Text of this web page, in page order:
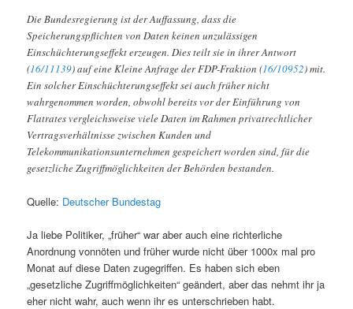
Die Bundesregierung ist der Auffassung, dass die
Speicherungspflichten von Daten keinen unzulässigen
Einschüchterungseffekt erzeugen. Dies teilt sie in ihrer Antwort
(16/11139) auf eine Kleine Anfrage der FDP-Fraktion (16/10952) mit.
Ein solcher Einschüchterungseffekt sei auch früher nicht
wahrgenommen worden, obwohl bereits vor der Einführung von
Flatrates vergleichsweise viele Daten im Rahmen privatrechtlicher
Vertragsverhältnisse zwischen Kunden und
Telekommunikationsunternehmen gespeichert worden sind, für die
gesetzliche Zugriffmöglichkeiten der Behörden bestanden.
Quelle: Deutscher Bundestag
Ja liebe Politiker, „früher“ war aber auch eine richterliche
Anordnung vonnöten und früher wurde nicht über 1000x mal pro
Monat auf diese Daten zugegriffen. Es haben sich eben
„gesetzliche Zugriffmöglichkeiten“ geändert, aber das nehmt ihr ja
eher nicht wahr, auch wenn ihr es unterschrieben habt.